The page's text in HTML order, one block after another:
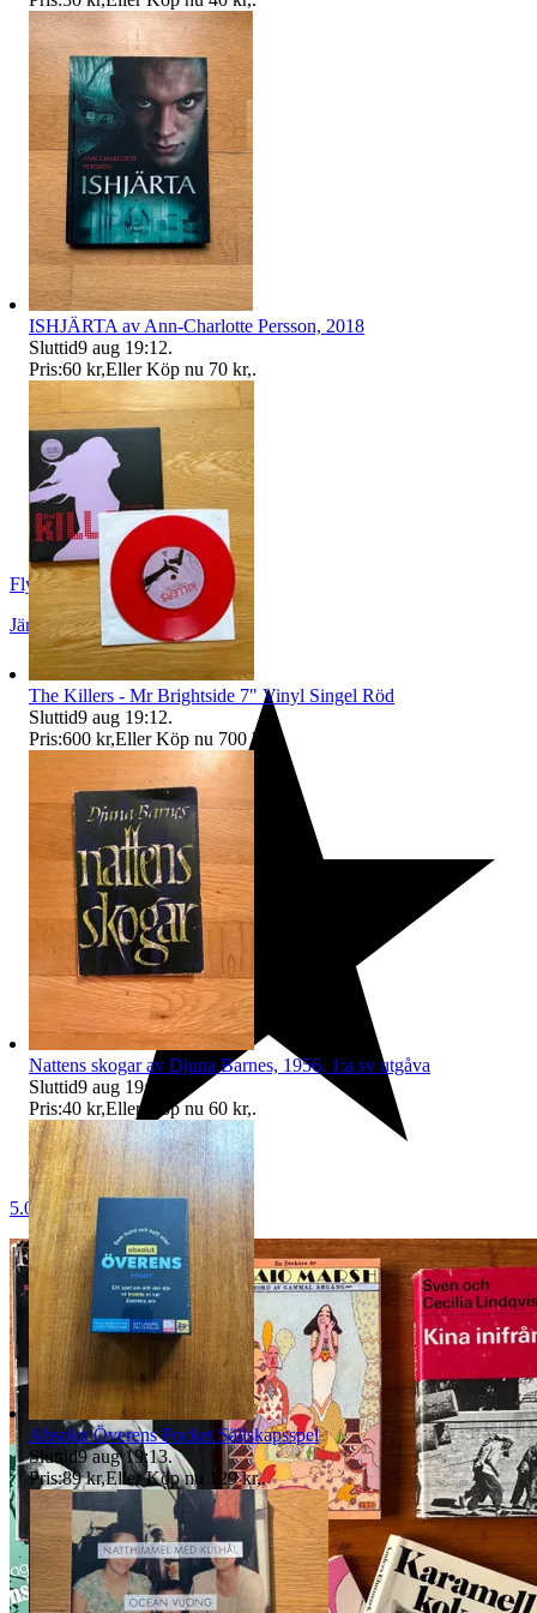
FlygandeH0lländaren
Järfälla ,Sverige
5.0
ISHJÄRTA av Ann-Charlotte Persson, 2018
Sluttid9 aug 19:12.
Pris:60 kr,Eller Köp nu 70 kr,.
The Killers - Mr Brightside 7" Vinyl Singel Röd
Sluttid9 aug 19:12.
Pris:600 kr,Eller Köp nu 700 kr
Nattens skogar av Djuna Barnes, 1956, 1:a sv utgåva
Sluttid9 aug 19:12
Pris:40 kr,Eller Köp nu 60 kr,.
Absolut Överens Pocket Sällskapsspel
Sluttid9 aug 19:13.
Pris:89 kr,Eller Köp nu 129 kr,.